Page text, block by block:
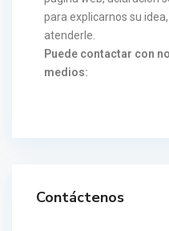
para explicarnos su
atenderle.
Puede contactar con
medios:
Contáctenos